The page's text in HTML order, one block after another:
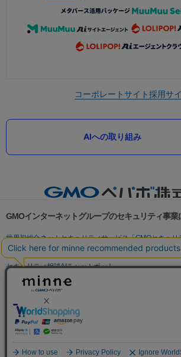
コーポレートサイト採用サ
AIへの取り組み
GMOインターネットグループのセキュリティ事業
世界初総合ネットセキュリティサービス「GMOセキュリ
パスワード漏洩診断
Webサイトリスク診断
セキュリティ相談AIチャットボット
実在証明・盗聴対策
サイバー攻撃対策（GMO Flatt Security）
セキュリティ事業の軌跡